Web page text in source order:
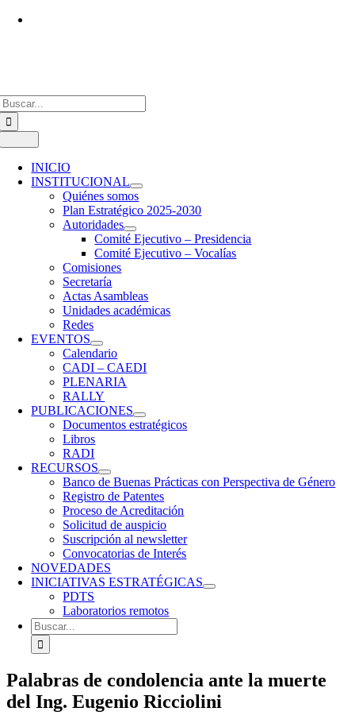
Saltar
Navigation
INICIO
INSTITUCIONAL
Quiénes somos
Plan Estratégico 2025-2030
Autoridades
Comité Ejecutivo – Presidencia
Comité Ejecutivo – Vocalías
Comisiones
Secretaría
Actas Asambleas
Unidades académicas
Redes
EVENTOS
Calendario
CADI – CAEDI
PLENARIA
RALLY
PUBLICACIONES
Documentos estratégicos
Libros
RADI
RECURSOS
Banco de Buenas Prácticas con Perspectiva de Género
Registro de Patentes
Proceso de Acreditación
Solicitud de auspicio
Suscripción al newsletter
Convocatorias de Interés
NOVEDADES
INICIATIVAS ESTRATÉGICAS
PDTS
Laboratorios remotos
Buscar:
Palabras de condolencia ante la muerte
del Ing. Eugenio Ricciolini